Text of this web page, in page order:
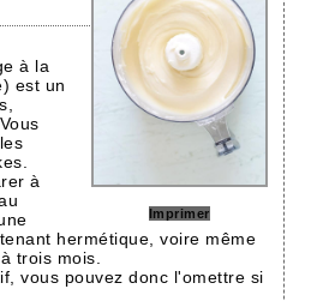
Imprimer
à la
est un
à
hermétique, voire même
trois mois.
vous pouvez donc l'omettre si